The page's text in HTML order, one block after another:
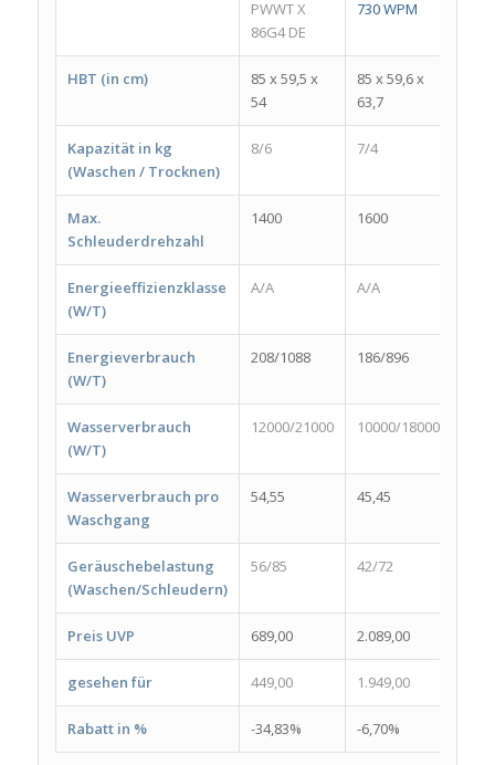
PWWT X
86G4 DE
730 WPM
HBT (in cm)
85 x 59,5 x
54
85 x 59,6 x
63,7
Kapazität in kg
(Waschen / Trocknen)
8/6 7/4
Max.
Schleuderdrehzahl
1400 1600
Energieeffizienzklasse
(W/T)
A/A A/A
Energieverbrauch
(W/T)
208/1088 186/896
Wasserverbrauch
(W/T)
12000/21000 10000/18000
Wasserverbrauch pro
Waschgang
54,55 45,45
Geräuschebelastung
(Waschen/Schleudern)
56/85 42/72
Preis UVP 689,00 2.089,00
gesehen für 449,00 1.949,00
Rabatt in % -34,83% -6,70%